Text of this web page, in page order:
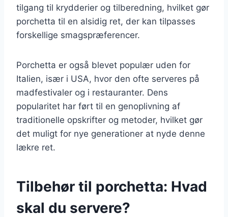
tilgang til krydderier og tilberedning, hvilket gør
porchetta til en alsidig ret, der kan tilpasses
forskellige smagspræferencer.
Porchetta er også blevet populær uden for
Italien, især i USA, hvor den ofte serveres på
madfestivaler og i restauranter. Dens
popularitet har ført til en genoplivning af
traditionelle opskrifter og metoder, hvilket gør
det muligt for nye generationer at nyde denne
lækre ret.
Tilbehør til porchetta: Hvad
skal du servere?